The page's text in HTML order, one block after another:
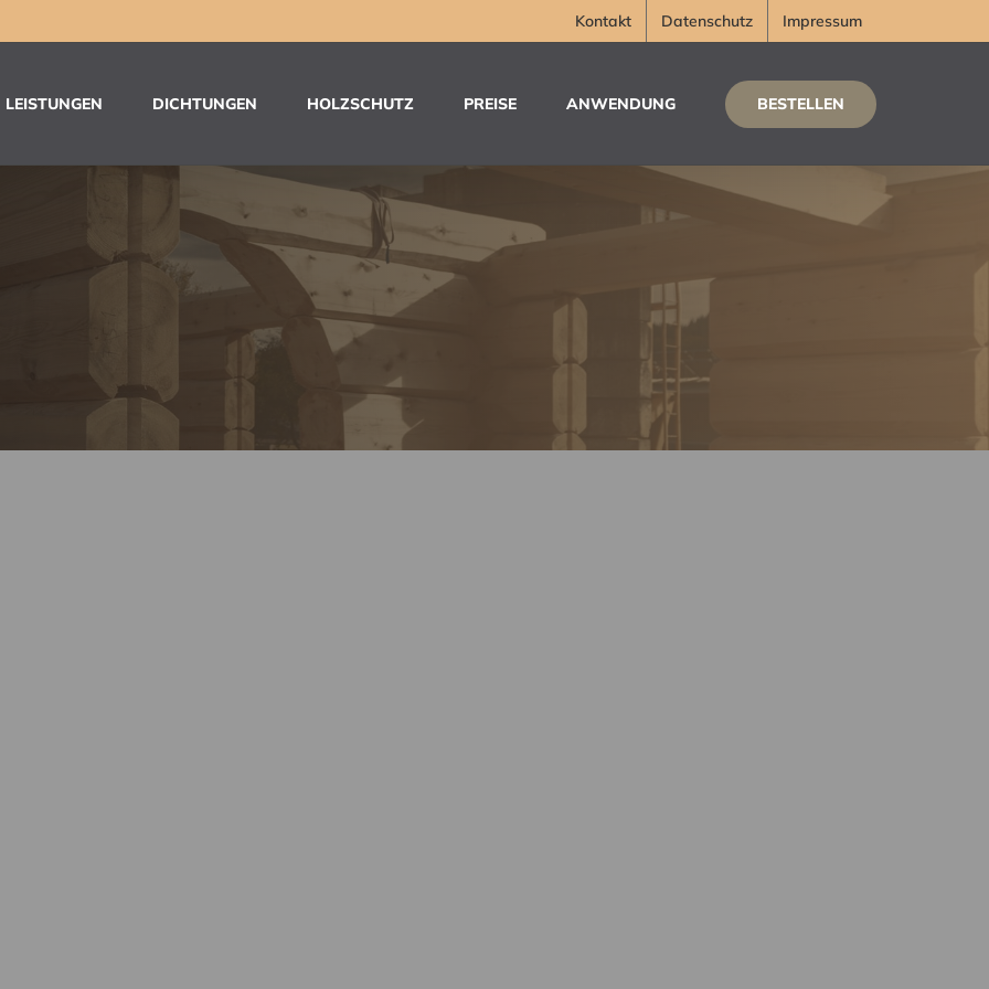
Kontakt Datenschutz Impressum
LEISTUNGEN DICHTUNGEN HOLZSCHUTZ PREISE ANWENDUNG BESTELLEN